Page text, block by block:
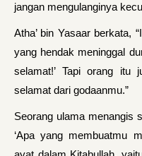
jangan mengulanginya
Atha’ bin Yasaar berkata,
yang hendak meninggal
selamat!’ Tapi orang itu
selamat dari godaanmu.”
Seorang ulama menangis
‘Apa yang membuatmu